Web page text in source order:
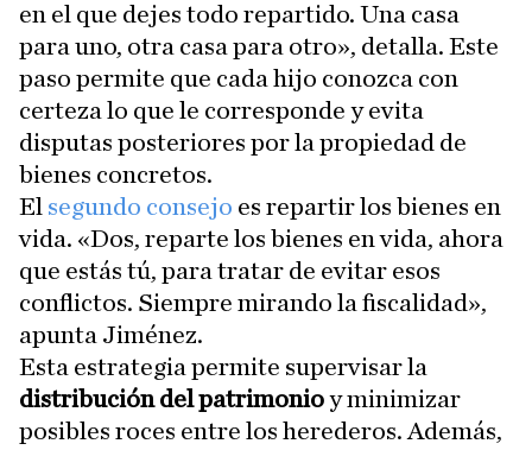
en el que dejes todo repartido. Una casa
para uno, otra casa para otro», detalla. Este
paso permite que cada hijo conozca con
certeza lo que le corresponde y evita
disputas posteriores por la propiedad de
bienes concretos.
El segundo consejo es repartir los bienes en
vida. «Dos, reparte los bienes en vida, ahora
que estás tú, para tratar de evitar esos
conflictos. Siempre mirando la fiscalidad»,
apunta Jiménez.
Esta estrategia permite supervisar la
distribución del patrimonioy minimizar
posibles roces entre los herederos. Además,